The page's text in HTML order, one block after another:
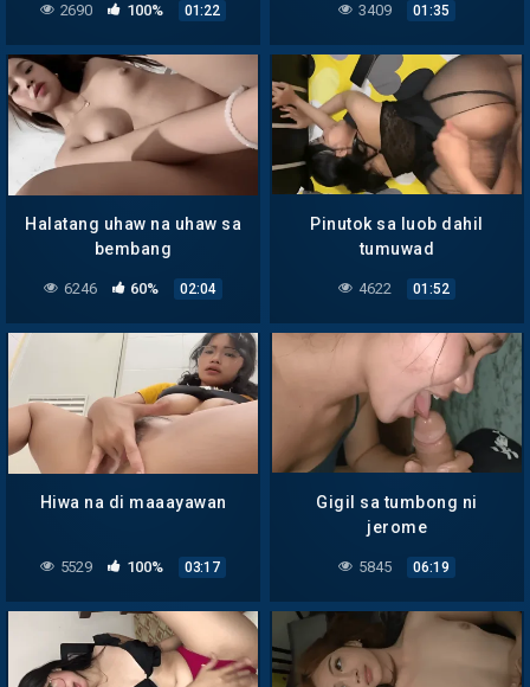
2690 100% 01:22 3409 01:35
Halatang uhaw na uhaw sa
bembang
6246 60% 02:04
Pinutok sa luob dahil
tumuwad
4622 01:52
Hiwa na di maaayawan
5529 100% 03:17
Gigil sa tumbong ni
jerome
5845 06:19